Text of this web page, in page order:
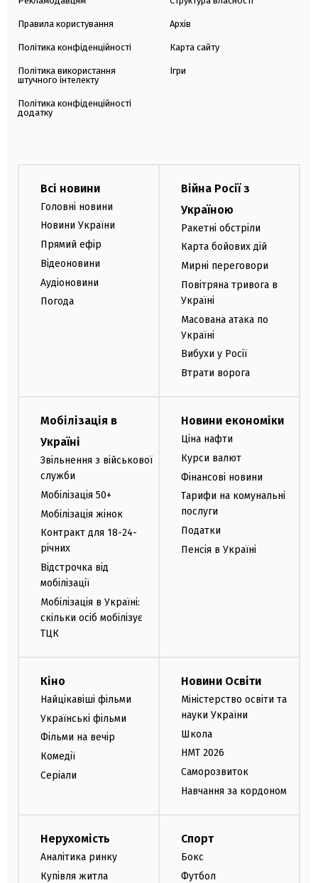
Правила користування
Політика конфіденційності
Політика використання
штучного інтелекту
Політика конфіденційності
додатку
Архів
Карта сайту
Ігри
Всі новини
Головні новини
Новини України
Прямий ефір
Відеоновини
Аудіоновини
Погода
Війна Росії з
Україною
Ракетні обстріли
Карта бойових дій
Мирні переговори
Повітряна тривога в
Україні
Масована атака по
Україні
Вибухи у Росії
Втрати ворога
Мобілізація в
Україні
Звільнення з військової
служби
Мобілізація 50+
Мобілізація жінок
Контракт для 18-24-
річних
Відстрочка від
мобілізації
Мобілізація в Україні:
скільки осіб мобілізує
ТЦК
Новини економіки
Ціна нафти
Курси валют
Фінансові новини
Тарифи на комунальні
послуги
Податки
Пенсія в Україні
Кіно
Найцікавіші фільми
Українські фільми
Фільми на вечір
Комедії
Серіали
Новини Освіти
Міністерство освіти та
науки України
Школа
НМТ 2026
Саморозвиток
Навчання за кордоном
Нерухомість
Аналітика ринку
Купівля житла
Спорт
Бокс
Футбол